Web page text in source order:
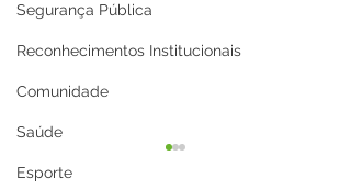
Segurança Pública
Reconhecimentos Institucionais
Comunidade
Saúde
Esporte